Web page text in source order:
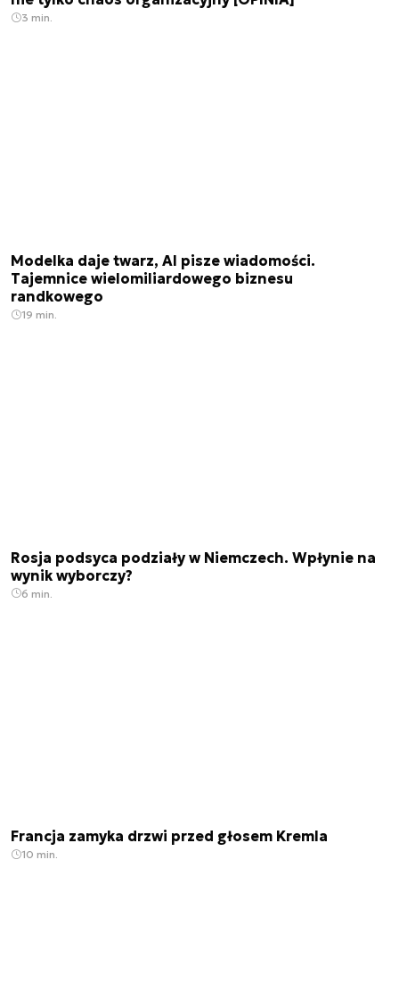
3 min.
Modelka daje twarz, AI pisze wiadomości.
Tajemnice wielomiliardowego biznesu
randkowego
19 min.
Rosja podsyca podziały w Niemczech. Wpłynie na
wynik wyborczy?
6 min.
Francja zamyka drzwi przed głosem Kremla
10 min.